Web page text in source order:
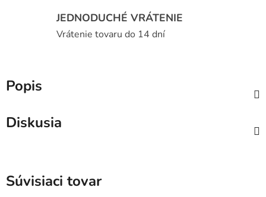
JEDNODUCHÉ VRÁTENIE
Vrátenie tovaru do 14 dní
Popis
Diskusia
Súvisiaci tovar